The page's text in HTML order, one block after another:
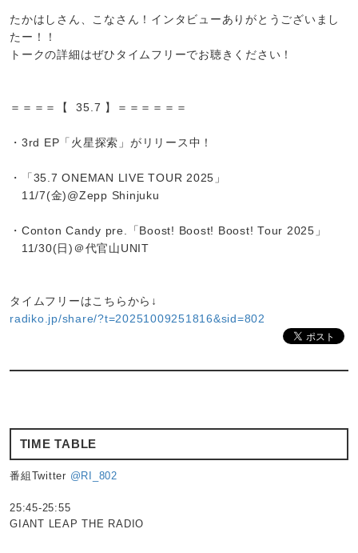
たかはしさん、こなさん！インタビューありがとうございまし
たー！！
トークの詳細はぜひタイムフリーでお聴きください！
＝＝＝＝【 35.7 】＝＝＝＝＝＝
・3rd EP「火星探索」がリリース中！
・「35.7 ONEMAN LIVE TOUR 2025」
11/7(金)@Zepp Shinjuku
・Conton Candy pre.「Boost! Boost! Boost! Tour 2025」
11/30(日)＠代官山UNIT
タイムフリーはこちらから↓
radiko.jp/share/?t=20251009251816&sid=802
TIME TABLE
番組Twitter @RI_802
25:45-25:55
GIANT LEAP THE RADIO